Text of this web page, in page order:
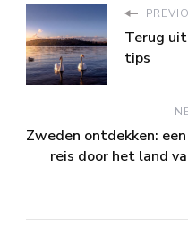
Terug
tips
Zweden ontdekken:
reis door het land